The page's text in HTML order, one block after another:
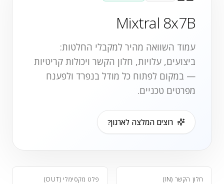
Mixtral 8x7B
עמוד השוואה מהיר למקבלי החלטות:
ביצועים, עלויות, חלון הקשר ויכולות קריטיות
— במקום לפתוח כל מודל בנפרד ולפענח
מפרטים טכניים.
רוצים המלצה לארגון?
חלון הקשר (IN) פלט מקסימלי (OUT)